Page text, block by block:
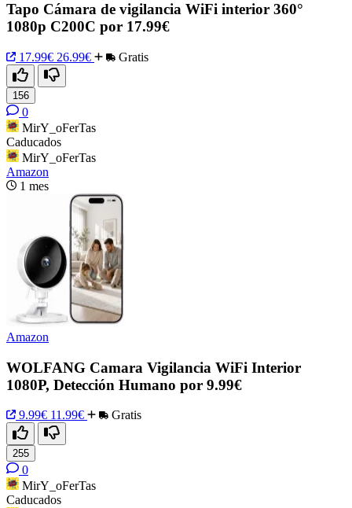
Tapo Cámara de vigilancia WiFi interior 360°
1080p C200C por 17.99€
17.99€ 26.99€ Gratis
156
0
MirY_oFerTas
Caducados
MirY_oFerTas
Amazon
1 mes
Amazon
WOLFANG Camara Vigilancia WiFi Interior
1080P, Detección Humano por 9.99€
9.99€ 11.99€ Gratis
255
0
MirY_oFerTas
Caducados